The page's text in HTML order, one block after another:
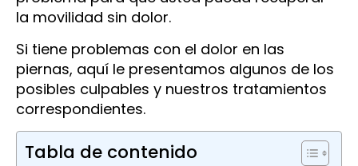
la movilidad sin dolor.
Si tiene problemas con el dolor en las
piernas, aquí le presentamos algunos de los
posibles culpables y nuestros tratamientos
correspondientes.
Tabla de contenido